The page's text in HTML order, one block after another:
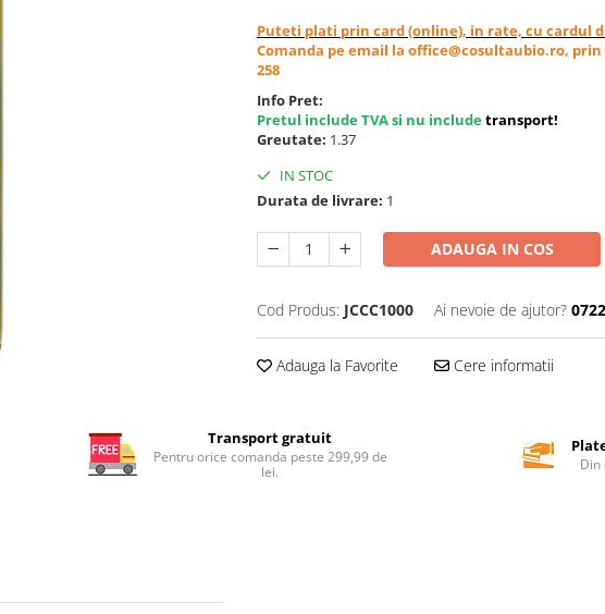
Puteti plati prin card (online), in rate, cu cardul
Comanda pe email la office@cosultaubio.ro, prin
258
Info Pret:
Pretul include TVA si nu includetransport!
Greutate: 1.37
IN STOC
Durata de livrare: 1
ADAUGA IN COS
Cod Produs: JCCC1000 Ai nevoie de ajutor?
Adauga la Favorite Cere informatii
Transport gratuit
Pentru orice comanda peste 299,99 de
lei.
Din